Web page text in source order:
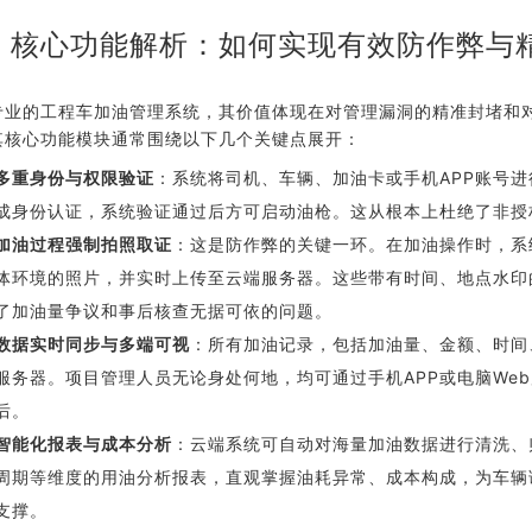
核心功能解析：如何实现有效防作弊与
业的工程车加油管理系统，其价值体现在对管理漏洞的精准封堵
心功能模块通常围绕以下几个关键点展开：
重身份与权限验证 ：系统将司机、车辆、加油卡或手机APP账号
身份认证，系统验证通过后方可启动油枪。这从根本上杜绝了非
油过程强制拍照取证 ：这是防作弊的关键一环。在加油操作时，
环境的照片，并实时上传至云端服务器。这些带有时间、地点水
加油量争议和事后核查无据可依的问题。
据实时同步与多端可视 ：所有加油记录，包括加油量、金额、时
务器。项目管理人员无论身处何地，均可通过手机APP或电脑
。
能化报表与成本分析 ：云端系统可自动对海量加油数据进行清洗
期等维度的用油分析报表，直观掌握油耗异常、成本构成，为车
撑。